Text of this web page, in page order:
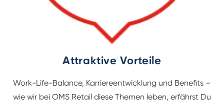
Attraktive Vorteile
Work-Life-Balance, Karriereentwicklung und Benefits –
wie wir bei OMS Retail diese Themen leben, erfährst Du